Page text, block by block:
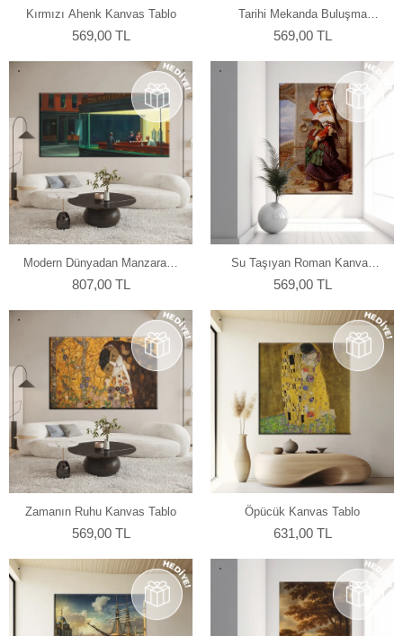
Kırmızı Ahenk Kanvas Tablo
569,00 TL
Tarihi Mekanda Buluşma
Kanvas Tablo
569,00 TL
Modern Dünyadan Manzaralar
Kanvas Tablo
807,00 TL
Su Taşıyan Roman Kanvas
Tablo
569,00 TL
Zamanın Ruhu Kanvas Tablo
569,00 TL
Öpücük Kanvas Tablo
631,00 TL